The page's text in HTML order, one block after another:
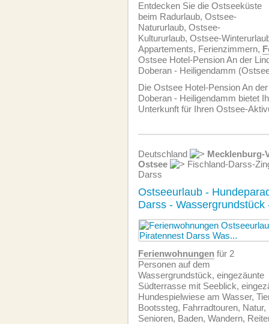
Entdecken Sie die Ostseeküste
beim Radurlaub, Ostsee-
Natururlaub, Ostsee-
Kultururlaub, Ostsee-
Appartements, Ferienzimmern,
Ostsee Hotel-Pension An der
Doberan - Heiligendamm
Die Ostsee Hotel-Pension An
Doberan - Heiligendamm bietet
Unterkunft für Ihren Ostsee-
Deutschland
Mecklenburg-
Ostsee
Fischland-Darss-
Darss
Ostseeurlaub -
Darss - Wassergrundstück
Ferien­wohnungen für 2
Personen auf dem
Wassergrundstück, eingezäunte
Südterrasse mit Seeblick,
Hundespielwiese am Wasser,
Bootssteg, Fahrradtouren,
Senioren, Baden, Wandern,